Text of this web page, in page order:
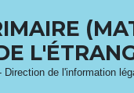
Direction de l'information